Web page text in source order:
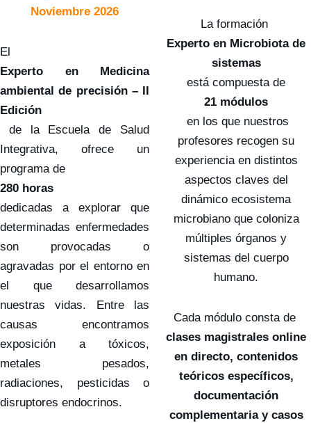
Noviembre 2026
El
Experto en Medicina
ambiental de precisión – II
Edición
de la Escuela de Salud
Integrativa, ofrece un
programa de
280 horas
dedicadas a explorar que
determinadas enfermedades
son provocadas o
agravadas por el entorno en
el que desarrollamos
nuestras vidas. Entre las
causas encontramos
exposición a tóxicos,
metales pesados,
radiaciones, pesticidas o
disruptores endocrinos.
La formación
Experto en Microbiota de
sistemas
está compuesta de
21 módulos
en los que nuestros
profesores recogen su
experiencia en distintos
aspectos claves del
dinámico ecosistema
microbiano que coloniza
múltiples órganos y
sistemas del cuerpo
humano.
Cada módulo consta de
clases magistrales online
en directo, contenidos
teóricos específicos,
documentación
complementaria y casos